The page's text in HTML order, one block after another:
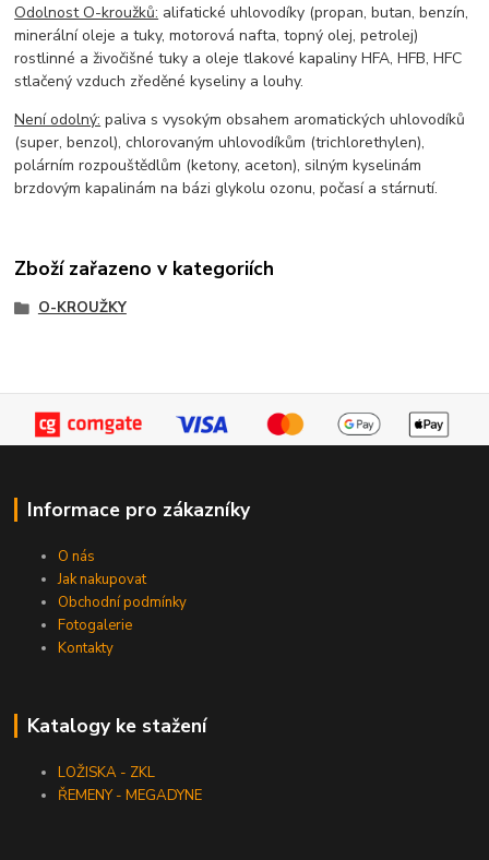
Odolnost O-kroužků: alifatické uhlovodíky (propan, butan, benzín,
minerální oleje a tuky, motorová nafta, topný olej, petrolej)
rostlinné a živočišné tuky a oleje tlakové kapaliny HFA, HFB, HFC
stlačený vzduch zředěné kyseliny a louhy.
Není odolný: paliva s vysokým obsahem aromatických uhlovodíků
(super, benzol), chlorovaným uhlovodíkům (trichlorethylen),
polárním rozpouštědlům (ketony, aceton), silným kyselinám
brzdovým kapalinám na bázi glykolu ozonu, počasí a stárnutí.
Zboží zařazeno v kategoriích
O-KROUŽKY
Informace pro zákazníky
O nás
Jak nakupovat
Obchodní podmínky
Fotogalerie
Kontakty
Katalogy ke stažení
LOŽISKA - ZKL
ŘEMENY - MEGADYNE